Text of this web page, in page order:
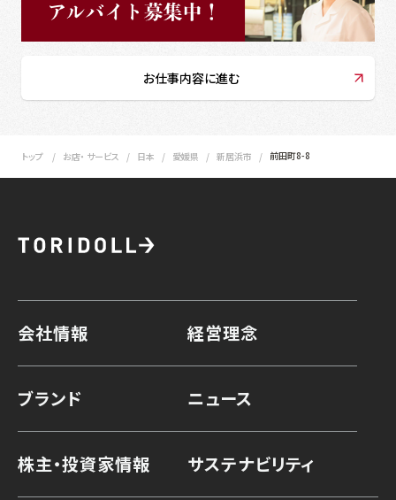
お仕事内容に進む
トップ お店・ サービス 日本 愛媛県 新居浜市 前田町8-8
会社情報 経営理念
ブランド ニュース
株主・投資家情報 サステナビリティ